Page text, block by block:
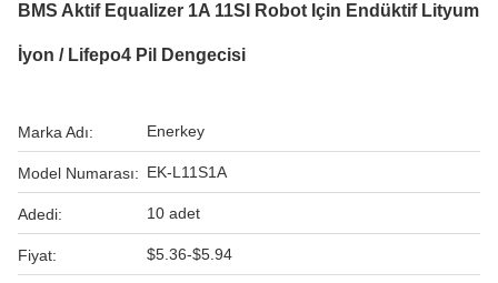
BMS Aktif Equalizer 1A 11SI Robot Için Endüktif Lityum
İyon / Lifepo4 Pil Dengecisi
Marka Adı: Enerkey
Model Numarası: EK-L11S1A
Adedi: 10 adet
Fiyat: $5.36-$5.94